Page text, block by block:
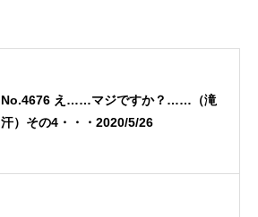
No.4676 え……マジですか？……（滝
汗）その4・・・2020/5/26